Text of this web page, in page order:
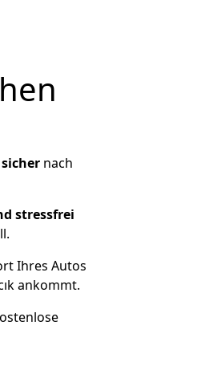
sicher nach
stressfrei
Ihres Autos
ankommt.